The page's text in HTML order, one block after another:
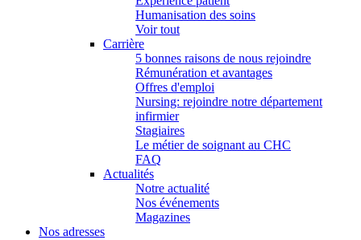
Humanisation des soins
Voir tout
Carrière
5 bonnes raisons de nous rejoindre
Rémunération et avantages
Offres d'emploi
Nursing: rejoindre notre département
infirmier
Stagiaires
Le métier de soignant au CHC
FAQ
Actualités
Notre actualité
Nos événements
Magazines
Nos adresses